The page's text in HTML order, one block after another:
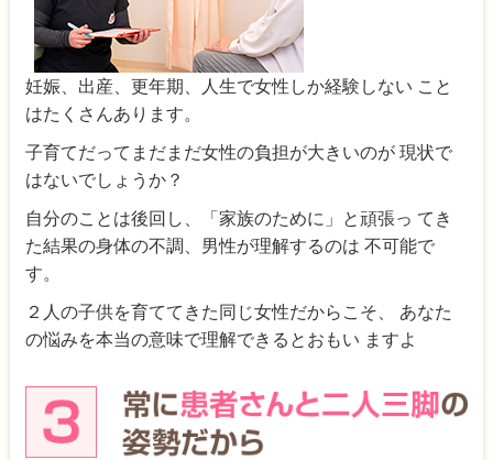
妊娠、出産、更年期、人生で女性しか経験しない こと
はたくさんあります。
子育てだってまだまだ女性の負担が大きいのが 現状で
はないでしょうか？
自分のことは後回し、「家族のために」と頑張っ てき
た結果の身体の不調、男性が理解するのは 不可能で
す。
２人の子供を育ててきた同じ女性だからこそ、 あなた
の悩みを本当の意味で理解できるとおもい ますよ